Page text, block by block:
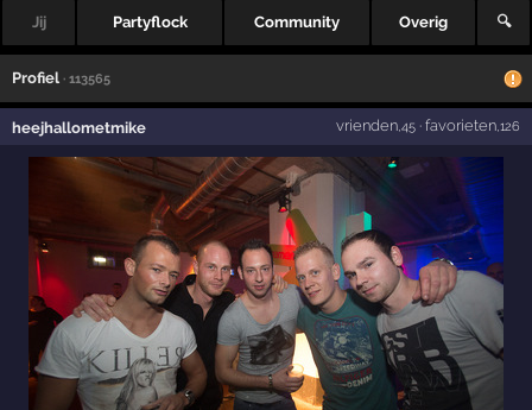
Jij Partyflock Community Overig 🔍
Profiel · 113565
heejhallometmike vrienden,45· favorieten,126